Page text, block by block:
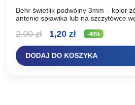
Behr świetlik podwójny 3mm – kolor
antenie spławika lub na szczytówce
2,00zł
Pierwotna
cena
wynosiła:
1,20 złAktualna
cena
wynosi:
-40%
DODAJ DO KOSZYKA